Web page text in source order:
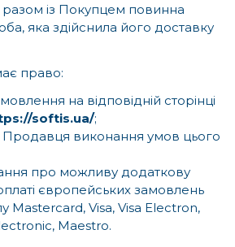
разом із Покупцем повинна
яка здійснила його доставку
право:
на відповідній сторінці
softis.ua/;
Продавця виконання умов цього
про можливу додаткову
європейських замовлень
Mastercard, Visa, Visa Electron,
Maestro.